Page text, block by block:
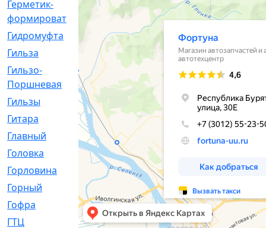
Герметик-
формирователь
[3]
Гидромуфта
[47]
Гильза
[56]
Гильзо-
Поршневая
[13]
Гильзы
[259]
Гитара
[7]
Главный
[29]
Головка
[28]
Горловина
[14]
Горный
Гофра
[86]
ГТЦ
[96]